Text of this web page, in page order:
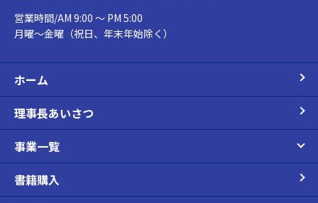
営業時間/AM 9:00 ～ PM 5:00
月曜～金曜（祝日、年末年始除く）
ホーム
理事長あいさつ
事業一覧
書籍購入